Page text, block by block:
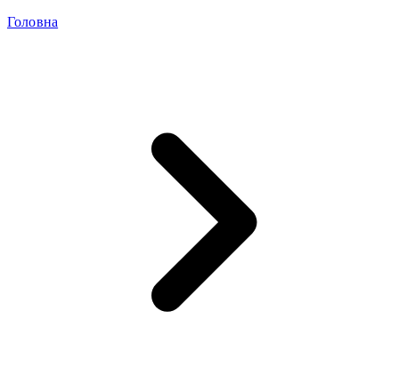
Головна